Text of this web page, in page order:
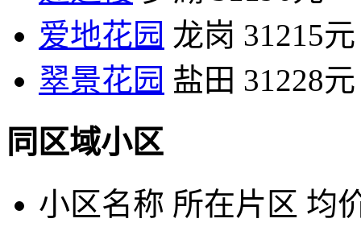
爱地花园 龙岗 31215元
翠景花园 盐田 31228元
同区域小区
小区名称 所在片区 均